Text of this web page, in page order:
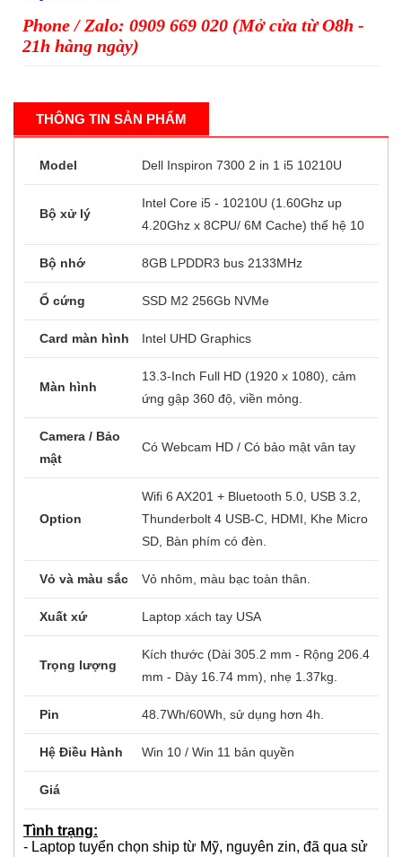
Phone / Zalo: 0909 669 020 (Mở cửa từ O8h -
21h hàng ngày)
THÔNG TIN SẢN PHẨM
Model Dell Inspiron 7300 2 in 1 i5 10210U
Bộ xử lý
Intel Core i5 - 10210U (1.60Ghz up
4.20Ghz x 8CPU/ 6M Cache) thế hệ 10
Bộ nhớ 8GB LPDDR3 bus 2133MHz
Ổ cứng SSD M2 256Gb NVMe
Card màn hình Intel UHD Graphics
Màn hình
13.3-Inch Full HD (1920 x 1080), cảm
ứng gập 360 độ, viền mỏng.
Camera / Bảo
mật
Có Webcam HD / Có bảo mật vân tay
Option
Wifi 6 AX201 + Bluetooth 5.0, USB 3.2,
Thunderbolt 4 USB-C, HDMI, Khe Micro
SD, Bàn phím có đèn.
Vỏ và màu sắc Vỏ nhôm, màu bạc toàn thân.
Xuất xứ Laptop xách tay USA
Trọng lượng
Kích thước (Dài 305.2 mm - Rộng 206.4
mm - Dày 16.74 mm), nhẹ 1.37kg.
Pin 48.7Wh/60Wh, sử dụng hơn 4h.
Hệ Điều Hành Win 10 / Win 11 bản quyền
Giá
Tình trạng:
- Laptop tuyển chọn ship từ Mỹ, nguyên zin, đã qua sử